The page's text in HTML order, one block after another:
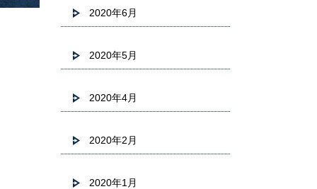
2020年6月
2020年5月
2020年4月
2020年2月
2020年1月